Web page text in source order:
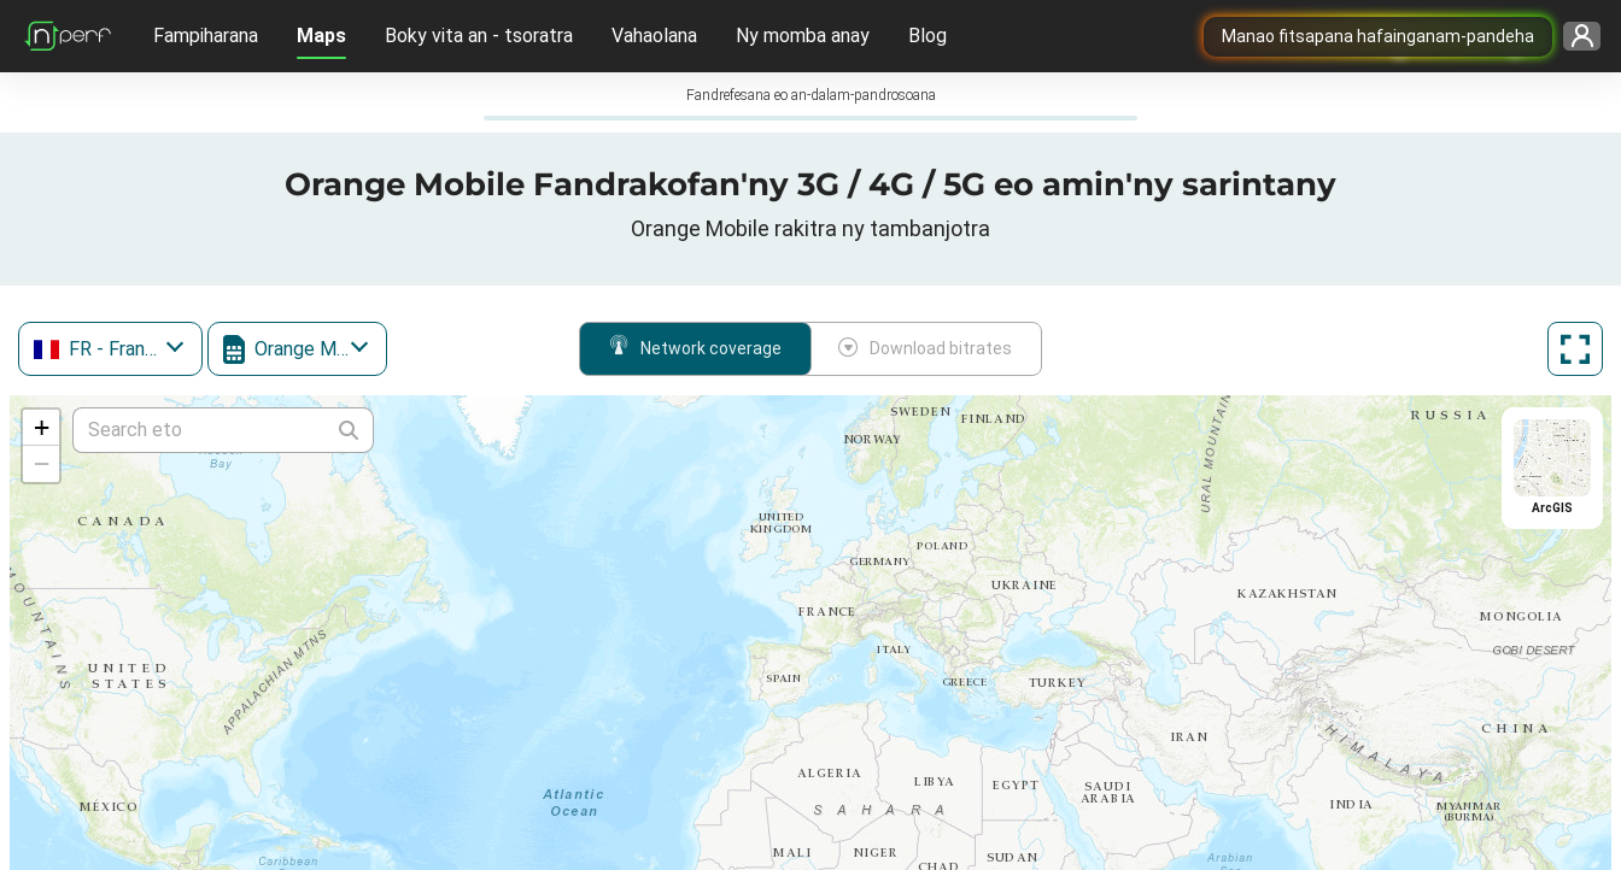
Manao fitsapana hafainganam-pandeha
Fampiharana Maps Boky vita an - tsoratra Vahaolana Ny momba anay Blog
Fandrefesana eo an-dalam-pandrosoana
Orange Mobile Fandrakofan'ny 3G / 4G / 5G eo amin'ny sarintany
Orange Mobile rakitra ny tambanjotra
FR - France Orange Mobile Network coverage Download bitrates
+
−
ArcGIS